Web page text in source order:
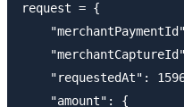
request = {
"requestedAt":
    "amount": {